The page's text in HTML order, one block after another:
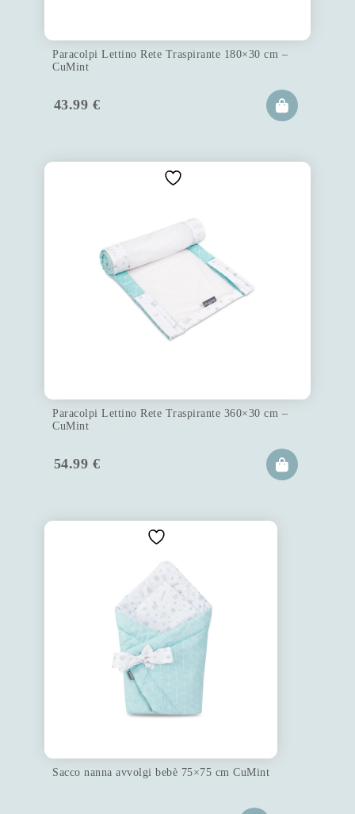
Paracolpi Lettino Rete Traspirante 180×30 cm –
CuMint
43.99 €
Paracolpi Lettino Rete Traspirante 360×30 cm –
CuMint
54.99 €
Sacco nanna avvolgi bebè 75×75 cm CuMint